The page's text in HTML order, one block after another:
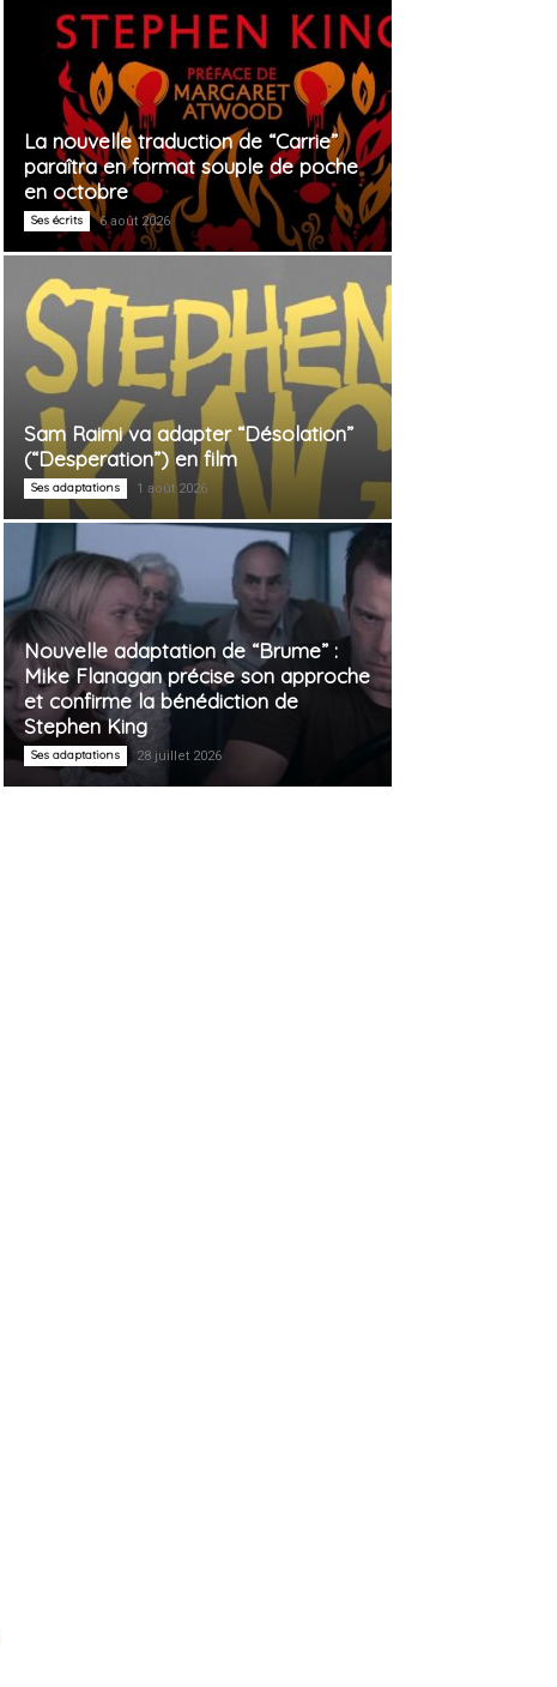
La nouvelle traduction de “Carrie”
paraîtra en format souple de poche
en octobre
Ses écrits 6 août 2026
Sam Raimi va adapter “Désolation”
(“Desperation”) en film
Ses adaptations 1 août 2026
Nouvelle adaptation de “Brume” :
Mike Flanagan précise son approche
et confirme la bénédiction de
Stephen King
Ses adaptations 28 juillet 2026